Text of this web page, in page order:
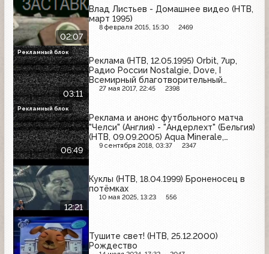
02:07
Влад Листьев - Домашнее видео (НТВ,
март 1995)
8 февраля 2015, 15:30 2469
03:11
Реклама (НТВ, 12.05.1995) Orbit, 7up,
Радио России Nostalgie, Dove, I
Всемирный благотворительный
фестиваль искусств
27 мая 2017, 22:45 2398
Рекламный блок
06:49
Реклама и анонс футбольного матча
"Челси" (Англия) - "Андерлехт" (Бельгия)
(НТВ, 09.09.2005) Aqua Minerale,
Samsung E730, Sunsilk, Мегафон, Gliss
9 сентября 2018, 03:37 2347
Рекламный блок
12:21
Куклы (НТВ, 18.04.1999) Броненосец в
потёмках
10 мая 2025, 13:23 556
Тушите свет! (НТВ, 25.12.2000)
Рождество